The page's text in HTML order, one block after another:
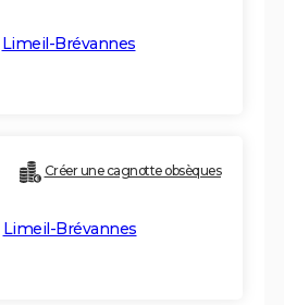
Limeil-Brévannes
Créer une cagnotte obsèques
Limeil-Brévannes